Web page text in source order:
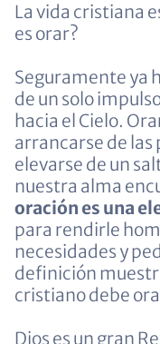
La vida cristiana
es orar?
Seguramente ya
de un solo
hacia el Cielo.
arrancarse de las
elevarse de un
nuestra alma
oración es una
para rendirle
necesidades y
definición
cristiano debe
Dios es un gran